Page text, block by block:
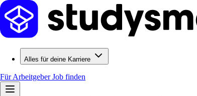
Alles für deine Karriere
Für ArbeitgeberJob finden